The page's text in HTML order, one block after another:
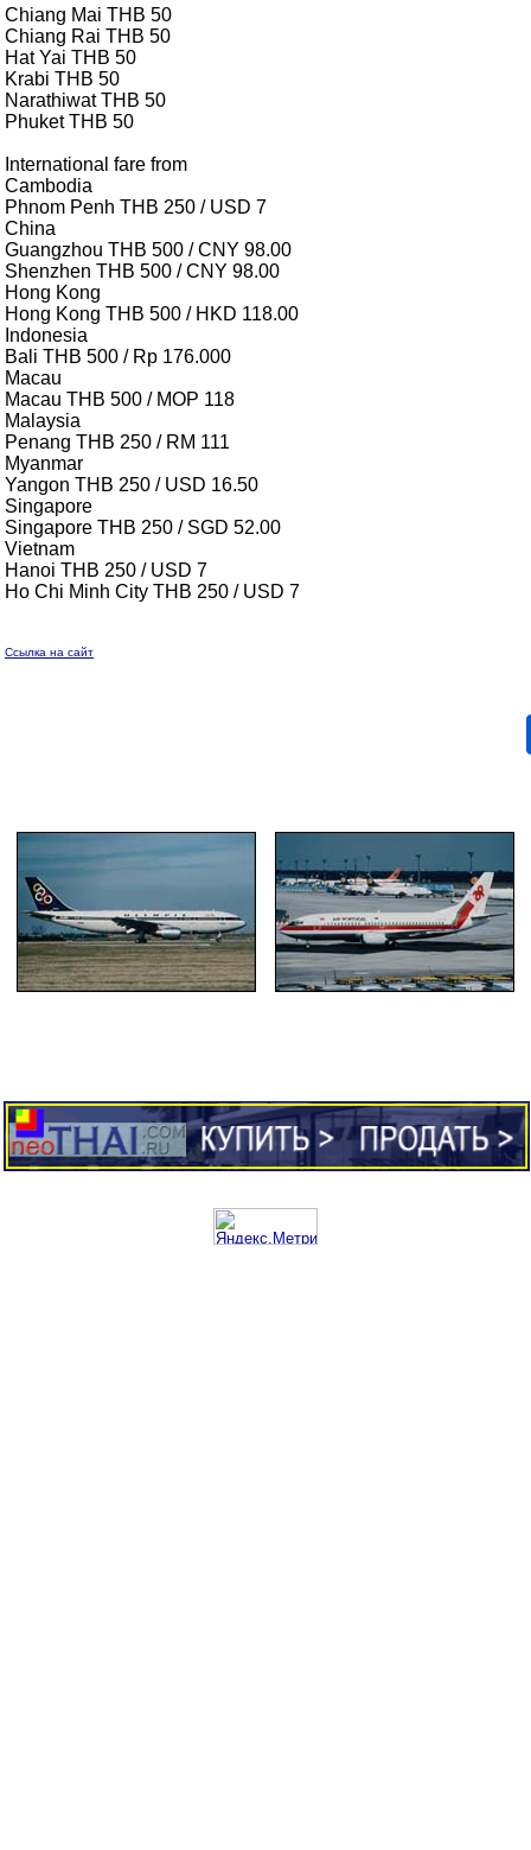
Chiang Mai THB 50
Chiang Rai THB 50
Hat Yai THB 50
Krabi THB 50
Narathiwat THB 50
Phuket THB 50
International fare from
Сambodia
Phnom Penh THB 250 / USD 7
China
Guangzhou THB 500 / CNY 98.00
Shenzhen THB 500 / CNY 98.00
Hong Kong
Hong Kong THB 500 / HKD 118.00
Indonesia
Bali THB 500 / Rp 176.000
Macau
Macau THB 500 / MOP 118
Malaysia
Penang THB 250 / RM 111
Myanmar
Yangon THB 250 / USD 16.50
Singapore
Singapore THB 250 / SGD 52.00
Vietnam
Hanoi THB 250 / USD 7
Ho Chi Minh City THB 250 / USD 7
Ссылка на сайт